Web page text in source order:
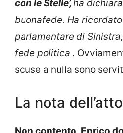
con le Stelle’, ha
buonafede. Ha
parlamentare di
fede politica .
scuse a nulla sono
La nota